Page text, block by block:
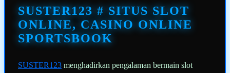
halaman
yang
sama.
SUSTER123 # SITUS SLOT
ONLINE, CASINO ONLINE
SPORTSBOOK
SUSTER123 menghadirkan pengalaman bermain slot